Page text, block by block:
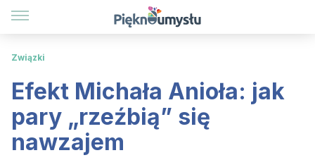
Związki
Efekt Michała Anioła: jak
pary „rzeźbią” się
nawzajem